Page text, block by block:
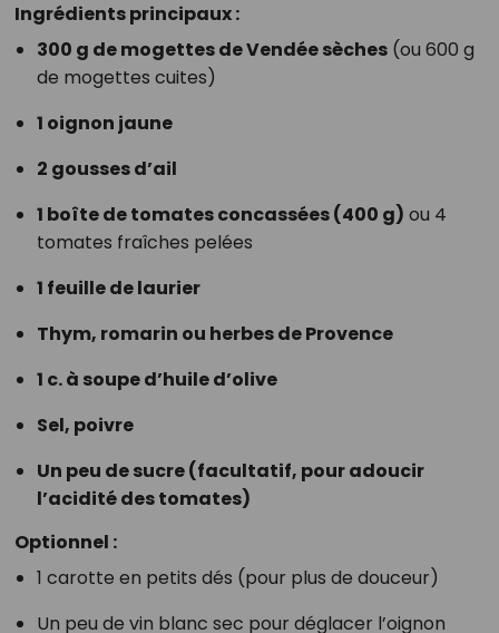
Ingrédients principaux :
300 g de mogettes de Vendée sèches(ou 600 g
de mogettes cuites)
1 oignon jaune
2 gousses d’ail
1 boîte de tomates concassées (400 g) ou 4
tomates fraîches pelées
1 feuille de laurier
Thym, romarin ou herbes de Provence
1 c. à soupe d’huile d’olive
Sel, poivre
Un peu de sucre (facultatif, pour adoucir
l’acidité des tomates)
Optionnel :
1 carotte en petits dés (pour plus de douceur)
Un peu de vin blanc sec pour déglacer l’oignon